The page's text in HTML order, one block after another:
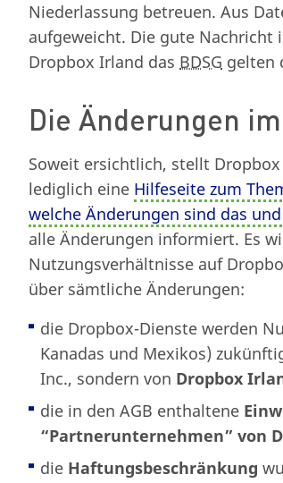
Niederlassung betreuen. Aus
aufgeweicht. Die gute Nachricht
Dropbox Irland das BDSG gelten
Die Änderungen
Soweit ersichtlich, stellt
lediglich eine Hilfeseite zum
welche Änderungen sind das
alle Änderungen informiert. Es
Nutzungsverhältnisse auf
über sämtliche Änderungen:
die Dropbox-Dienste werden
Kanadas und Mexikos)
Inc., sondern von Dropbox
die in den AGB enthaltene
“Partnerunternehmen” von
die Haftungsbeschränkung